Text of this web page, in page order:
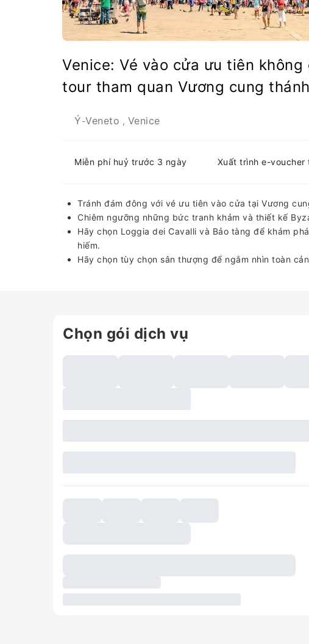
Venice: Vé vào cửa ưu tiên
tour tham quan Vương cung
Ý-Veneto , Venice
Miễn phí huỷ trước 3 ngày Xuất trình e-
Tránh đám đông với vé ưu tiên vào cửa tại Vương
Chiêm ngưỡng những bức tranh khảm và thiết kế
Hãy chọn Loggia dei Cavalli và Bảo tàng để khám
hiếm.
Hãy chọn tùy chọn sân thượng để ngắm nhìn toàn
Chọn gói dịch vụ